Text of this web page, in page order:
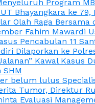
Program
Bhayangkara ke 79,
Olah Raga Bersama
Fahim Mawardi
Pencabulan 11
Dilaporkan ke
Kawal Kasus
SHM
belum lulus
Tumor, Direktur
Evaluasi